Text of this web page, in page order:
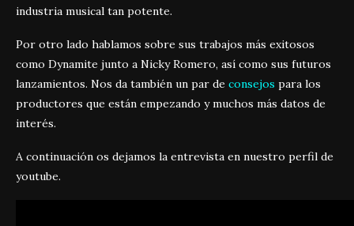
industria musical tan potente.
Por otro lado hablamos sobre sus trabajos más exitosos
como Dynamite junto a Nicky Romero, así como sus futuros
lanzamientos. Nos da también un par de consejos para los
productores que están empezando y muchos más datos de
interés.
A continuación os dejamos la entrevista en nuestro perfil de
youtube.